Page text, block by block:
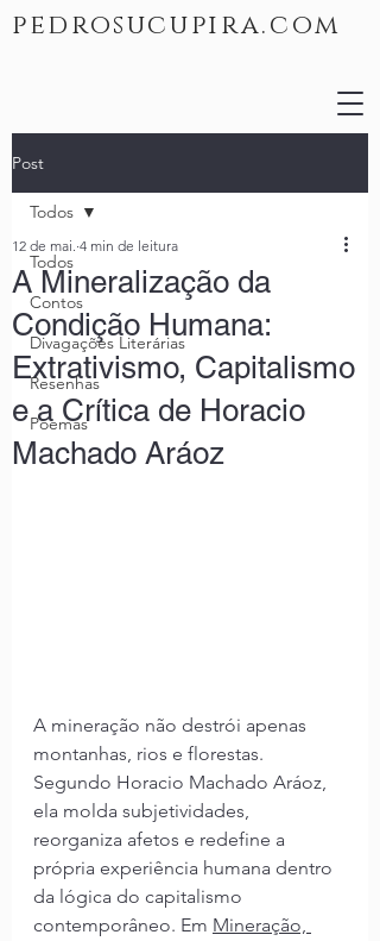
pedrosucupira.com
Post
Todos
Contos
Divagações Literárias
Resenhas
Poemas
Todos
A Mineralização da
Condição Humana:
Extrativismo, Capitalismo
e a Crítica de Horacio
Machado Aráoz
12 de mai. 4 min de leitura
A mineração não destrói apenas
montanhas, rios e florestas.
Segundo Horacio Machado Aráoz,
ela molda subjetividades,
reorganiza afetos e redefine a
própria experiência humana dentro
da lógica do capitalismo
contemporâneo. Em Mineração,